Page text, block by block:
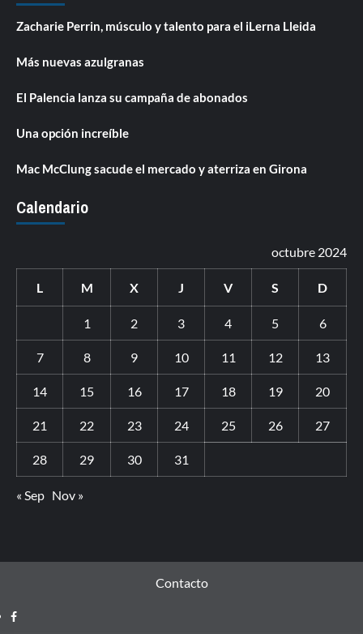
Zacharie Perrin, músculo y talento para el iLerna Lleida
Más nuevas azulgranas
El Palencia lanza su campaña de abonados
Una opción increíble
Mac McClung sacude el mercado y aterriza en Girona
Calendario
octubre 2024
L M X J V S D
1 2 3 4 5 6
7 8 9 10 11 12 13
14 15 16 17 18 19 20
21 22 23 24 25 26 27
28 29 30 31
« Sep Nov »
Contacto